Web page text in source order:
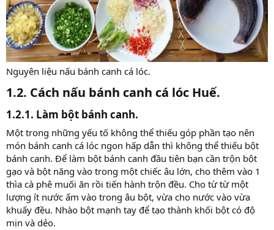
Nguyên liệu nấu bánh canh cá lóc.
1.2. Cách nấu bánh canh cá lóc Huế.​
1.2.1. Làm bột bánh canh.​
Một trong những yếu tố không thể thiếu góp phần tạo nên
món bánh canh cá lóc ngon hấp dẫn thì không thể thiếu bột
bánh canh. Để làm bột bánh canh đầu tiên bạn cần trộn bột
gạo và bột năng vào trong một chiếc âu lớn, cho thêm vào 1
thìa cà phê muối ăn rồi tiến hành trộn đều. Cho từ từ một
lượng ít nước ấm vào trong âu bột, vừa cho nước vào vừa
khuấy đều. Nhào bột mạnh tay để tạo thành khối bột có độ
mịn và dẻo.